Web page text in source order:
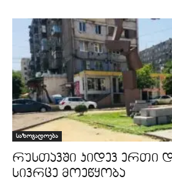
საზოგადოება
რუსთავში კიდევ ერთი
სივრცე მოეწყობა